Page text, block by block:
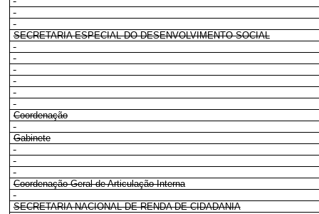
SECRETARIA ESPECIAL DO DESENVOLVIMENTO SOCIAL
Coordenação
Gabinete
Coordenação-Geral de Articulação Interna
SECRETARIA NACIONAL DE RENDA DE CIDADANIA